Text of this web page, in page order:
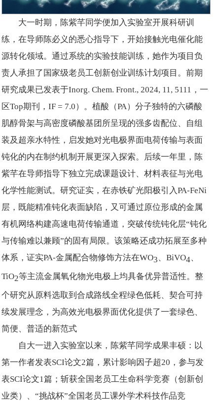
大一时期，陈紫芊同学便加入实验室开展科研训
练，在导师陈必义的悉心指导下，开始接触光电催化能
源转化领域。通过系统的实验技能训练，她作为项目负
责人承担了国家级老员工创新创业训练计划项目。前期
研究成果已发表于Inorg. Chem. Front., 2024, 11, 5111，一
区Top期刊，IF = 7.0）。植酸（PA）分子独特的六磷酸
肌醇骨架与高密度磷酸基团所呈现的强多齿配位、自组
装及超亲水特性，启发她对光电极界面电荷传输与表面
钝化的内在制约机制开展更深入探索。后续一年里，陈
紫芊在导师指导下独立完成课题设计、材料表征与光电
化学性能测试。研究证实，在赤铁矿光阳极引入PA-FeNi
层，既能精准钝化表面缺陷，又可通过原位形成的金属
有机网络构建高速电荷传输通道，突破传统钝化层“钝化
与传输难以兼顾”的固有局限。该策略还成功拓展至多种
体系，证实PA-金属配合物修饰方法在WO3、BiVO4、
TiO2等主流金属氧化物光电极上均具备优异普适性。整
个研究从原料选取到合成路线全程绿色低耗、契合可持
续发展理念，为高效光电极界面优化提供了一套绿色、
简便、普适的新范式
自大一进入实验室以来，陈紫芊同学成果丰硕：以
第一作者发表SCI论文2篇，累计影响因子超20，参与发
表SCI论文1篇；斩获全国老员工生命科学竞赛（创新创
业类）、“挑战杯”全国老员工课外学术科技作品竞